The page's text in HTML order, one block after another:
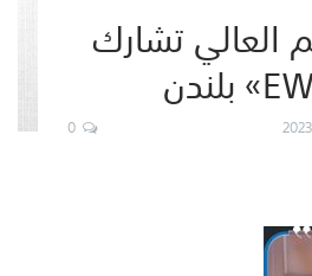
العالي تشارك
0